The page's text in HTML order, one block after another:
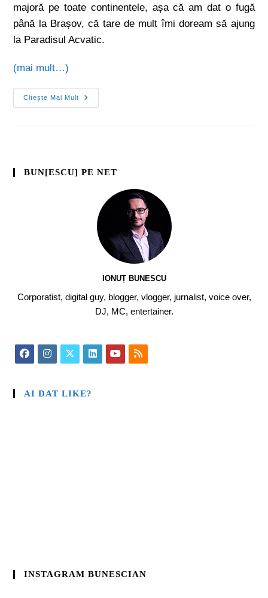
majoră pe toate continentele, așa că am dat o fugă
până la Brașov, că tare de mult îmi doream să ajung
la Paradisul Acvatic.
(mai mult…)
Citește Mai Mult
BUN[ESCU] PE NET
IONUȚ BUNESCU
Corporatist, digital guy, blogger, vlogger, jurnalist, voice over,
DJ, MC, entertainer.
AI DAT LIKE?
INSTAGRAM BUNESCIAN